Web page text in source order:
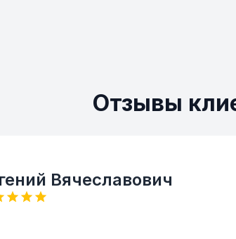
Отзывы
Вячеславович